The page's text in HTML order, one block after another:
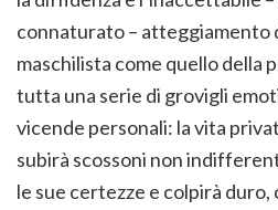
connaturato – atteggiamento
maschilista come quello della
tutta una serie di grovigli
vicende personali: la vita
subirà scossoni non
le sue certezze e colpirà